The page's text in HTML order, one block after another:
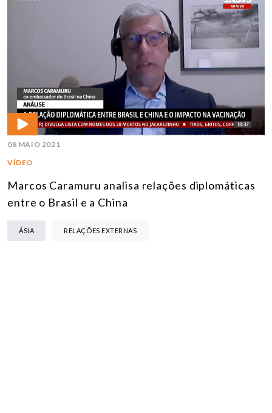
08 MAIO 2021
VÍDEO
Marcos Caramuru analisa relações diplomáticas
entre o Brasil e a China
ÁSIA RELAÇÕES EXTERNAS